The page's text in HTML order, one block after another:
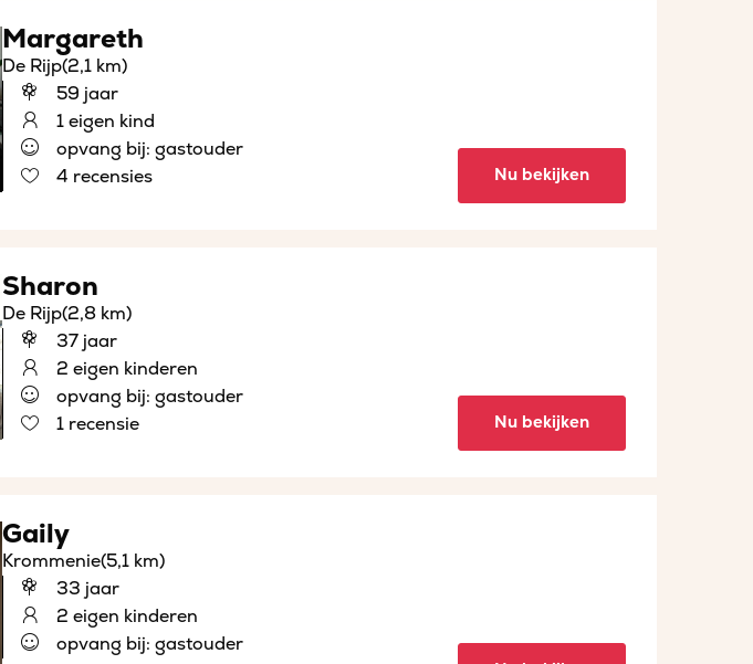
Margareth
De Rijp(2,1 km)
59 jaar
1 eigen kind
opvang bij: gastouder
4 recensies
Nu bekijken
Sharon
De Rijp(2,8 km)
37 jaar
2 eigen kinderen
opvang bij: gastouder
1 recensie
Nu bekijken
Gaily
Krommenie(5,1 km)
33 jaar
2 eigen kinderen
opvang bij: gastouder